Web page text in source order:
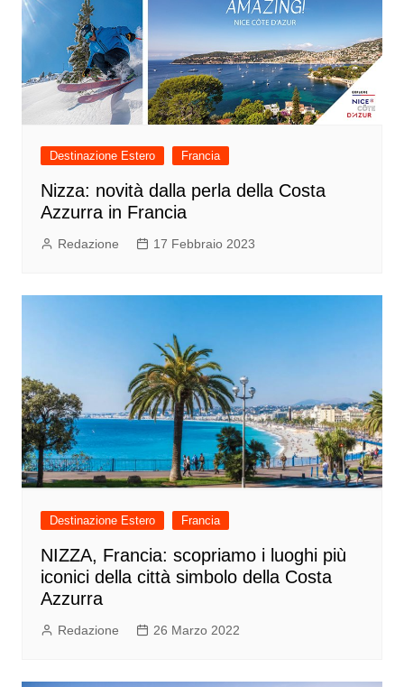
Destinazione Estero Francia
Nizza: novità dalla perla della Costa
Azzurra in Francia
Redazione 17 Febbraio 2023
Destinazione Estero Francia
NIZZA, Francia: scopriamo i luoghi più
iconici della città simbolo della Costa
Azzurra
Redazione 26 Marzo 2022